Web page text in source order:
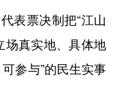
表票决制把“江山
场真实地、具体地
参与”的民生实事